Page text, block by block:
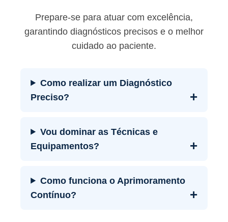
Prepare-se para atuar com excelência,
garantindo diagnósticos precisos e o melhor
cuidado ao paciente.
Como realizar um Diagnóstico
Preciso?
+
Vou dominar as Técnicas e
Equipamentos?
+
Como funciona o Aprimoramento
Contínuo?
+